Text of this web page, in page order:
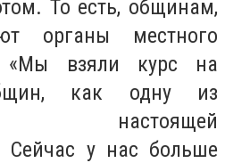
То есть, общинам,
органы местного
«Мы взяли курс на
как одну из
настоящей
Сейчас у нас больше